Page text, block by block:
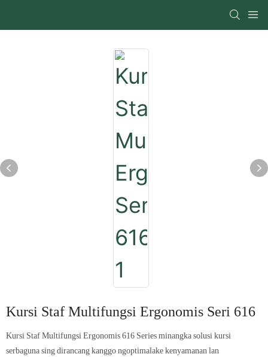
Kursi Staf Multifungsi Ergonomis Seri 616
Kursi Staf Multifungsi Ergonomis 616 Series minangka solusi kursi
serbaguna sing dirancang kanggo ngoptimalake kenyamanan lan